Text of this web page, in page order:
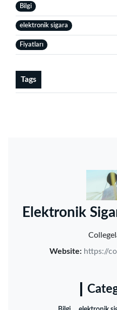
Bilgi
elektronik sigara
Fiyatları
Tags
‌Elektronik
Website: https://